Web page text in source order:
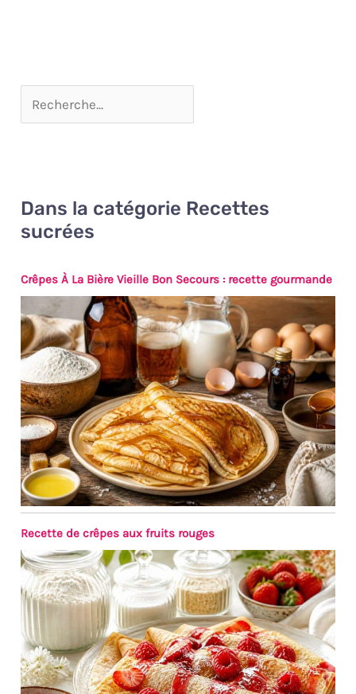
Dans la catégorie Recettes
sucrées
Crêpes À La Bière Vieille Bon Secours : recette gourmande
Recette de crêpes aux fruits rouges